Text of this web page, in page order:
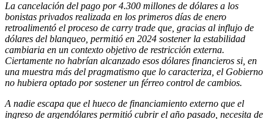
La cancelación del pago por 4.300 millones de dólares a los
bonistas privados realizada en los primeros días de enero
retroalimentó el proceso de carry trade que, gracias al influjo de
dólares del blanqueo, permitió en 2024 sostener la estabilidad
cambiaria en un contexto objetivo de restricción externa.
Ciertamente no habrían alcanzado esos dólares financieros si, en
una muestra más del pragmatismo que lo caracteriza, el Gobierno
no hubiera optado por sostener un férreo control de cambios.
A nadie escapa que el hueco de financiamiento externo que el
ingreso de argendólares permitió cubrir el año pasado, necesita de